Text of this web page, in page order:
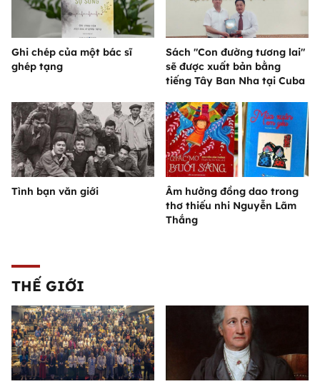
Ghi chép của một bác sĩ
ghép tạng
Sách "Con đường tương lai"
sẽ được xuất bản bằng
tiếng Tây Ban Nha tại Cuba
Tình bạn văn giới
Âm hưởng đồng dao trong
thơ thiếu nhi Nguyễn Lãm
Thắng
THẾ GIỚI